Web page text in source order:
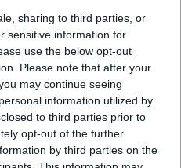
sharing to third parties, or
sensitive information for
use the below opt-out
Please note that after your
may continue seeing
information utilized by
to third parties prior to
opt-out of the further
by third parties on the